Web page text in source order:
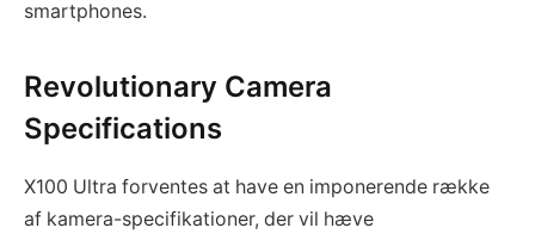
smartphones.
Revolutionary Camera
Specifications
X100 Ultra forventes at have en imponerende række
af kamera-specifikationer, der vil hæve